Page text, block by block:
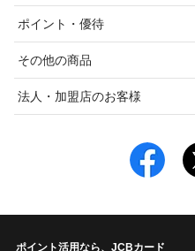
ポイント・優待
その他の商品
法人・加盟店のお客様
ポイント活用なら、JCBカード